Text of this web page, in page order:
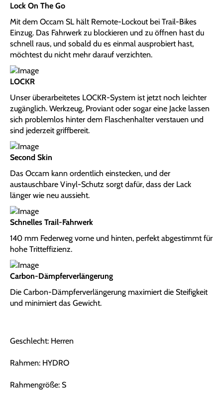
Lock On The Go
Mit dem Occam SL hält Remote-Lockout bei Trail-Bikes
Einzug. Das Fahrwerk zu blockieren und zu öffnen hast du
schnell raus, und sobald du es einmal ausprobiert hast,
möchtest du nicht mehr darauf verzichten.
LOCKR
Unser überarbeitetes LOCKR-System ist jetzt noch leichter
zugänglich. Werkzeug, Proviant oder sogar eine Jacke lassen
sich problemlos hinter dem Flaschenhalter verstauen und
sind jederzeit griffbereit.
Second Skin
Das Occam kann ordentlich einstecken, und der
austauschbare Vinyl-Schutz sorgt dafür, dass der Lack
länger wie neu aussieht.
Schnelles Trail-Fahrwerk
140 mm Federweg vorne und hinten, perfekt abgestimmt für
hohe Tritteffizienz.
Carbon-Dämpferverlängerung
Die Carbon-Dämpferverlängerung maximiert die Steifigkeit
und minimiert das Gewicht.
Geschlecht: Herren
Rahmen: HYDRO
Rahmengröße: S